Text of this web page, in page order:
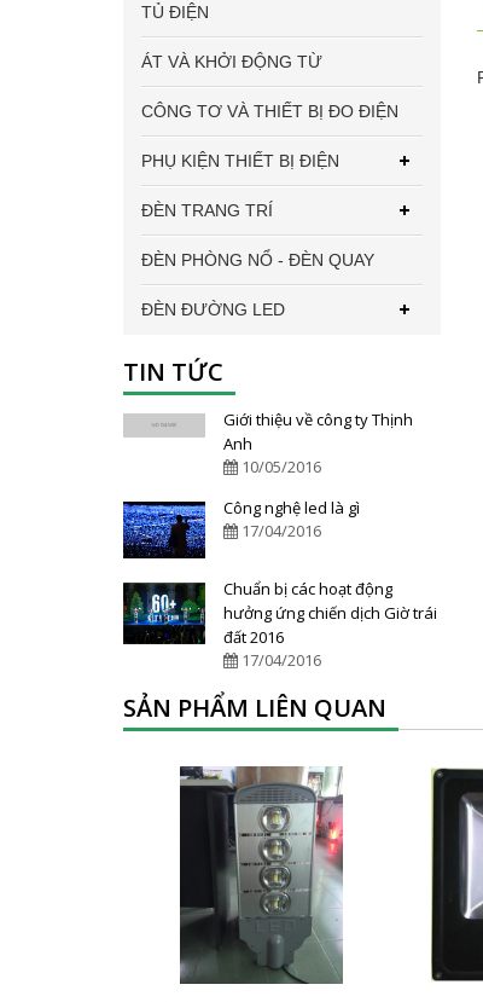
TỦ ĐIỆN
ÁT VÀ KHỞI ĐỘNG TỪ
CÔNG TƠ VÀ THIẾT BỊ ĐO ĐIỆN
PHỤ KIỆN THIẾT BỊ ĐIỆN
ĐÈN TRANG TRÍ
ĐÈN PHÒNG NỔ - ĐÈN QUAY
ĐÈN ĐƯỜNG LED
TIN TỨC
Giới thiệu về công ty Thịnh
Anh
10/05/2016
Công nghệ led là gì
17/04/2016
Chuẩn bị các hoạt động
hưởng ứng chiến dịch Giờ trái
đất 2016
17/04/2016
SẢN PHẨM LIÊN QUAN